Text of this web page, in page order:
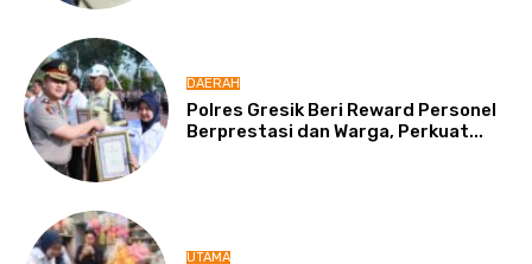
DAERAH
Polres Gresik Beri Reward Personel
Berprestasi dan Warga, Perkuat...
UTAMA